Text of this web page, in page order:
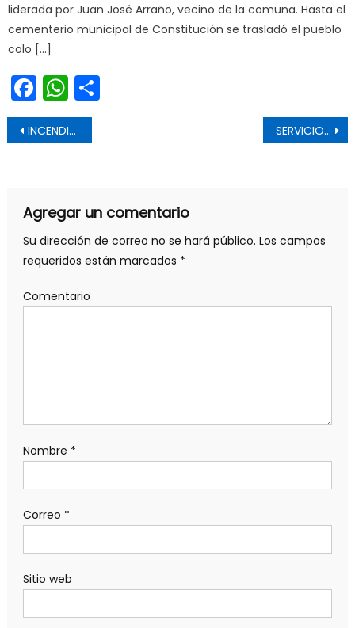
liderada por Juan José Arraño, vecino de la comuna. Hasta el
cementerio municipal de Constitución se trasladó el pueblo
colo […]
Facebook
WhatsApp
Navegación de entradas
INCENDIOS FORESTALES: UN RIESGO MEDIOAMBIENTAL QUE CRECE SERVICIO DE SALUD REALIZA JORNADA DE EVALUACIÓN DESEMPEÑO HOSPITALARIO 2023
Agregar un comentario
Su dirección de correo no se hará público. Los campos
requeridos están marcados *
Comentario
Nombre *
Correo *
Sitio web